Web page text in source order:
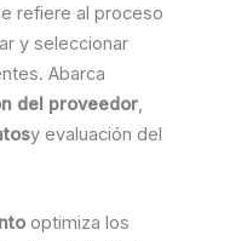
refiere al proceso
y seleccionar
Abarca
del proveedor,
y evaluación del
optimiza los